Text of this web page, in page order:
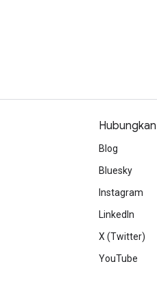
Hubungkan
Blog
Bluesky
Instagram
LinkedIn
X (Twitter)
YouTube